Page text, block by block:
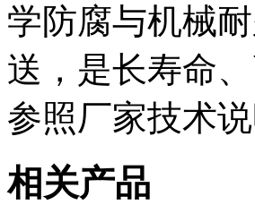
学防腐与机械
送，是长寿命
参照厂家技术
相关产品